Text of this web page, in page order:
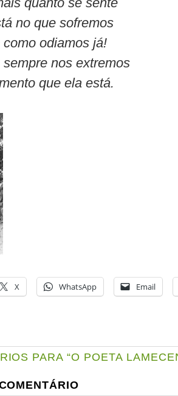
no que sofremos
odiamos já!
nos extremos
que ela está.
X WhatsApp Email
PARA “O POETA